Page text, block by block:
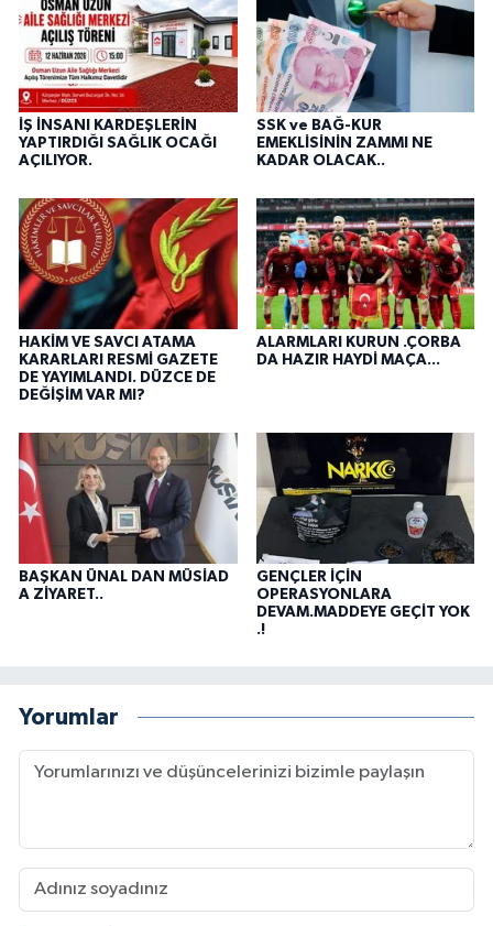
İŞ İNSANI KARDEŞLERİN
YAPTIRDIĞI SAĞLIK OCAĞI
AÇILIYOR.
SSK ve BAĞ-KUR
EMEKLİSİNİN ZAMMI NE
KADAR OLACAK..
HAKİM VE SAVCI ATAMA
KARARLARI RESMİ GAZETE
DE YAYIMLANDI. DÜZCE DE
DEĞİŞİM VAR MI?
ALARMLARI KURUN .ÇORBA
DA HAZIR HAYDİ MAÇA...
BAŞKAN ÜNAL DAN MÜSİAD
A ZİYARET..
GENÇLER İÇİN
OPERASYONLARA
DEVAM.MADDEYE GEÇİT YOK
.!
Yorumlar